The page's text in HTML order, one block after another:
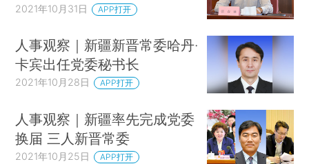
2021年10月31日 APP打开
人事观察｜新疆新晋常委哈丹·
卡宾出任党委秘书长
2021年10月28日 APP打开
人事观察｜新疆率先完成党委
换届 三人新晋常委
2021年10月25日 APP打开